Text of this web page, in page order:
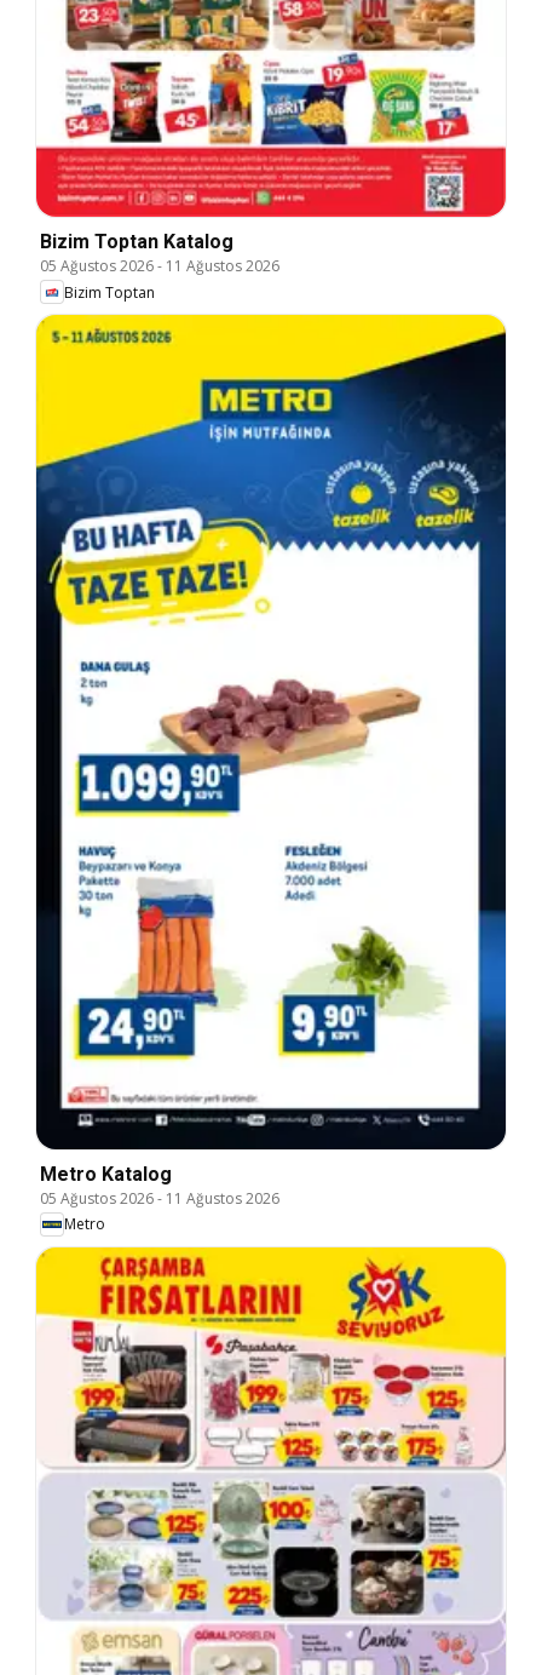
Bizim Toptan Katalog
05 Ağustos 2026- 11 Ağustos 2026
Bizim Toptan
Metro Katalog
05 Ağustos 2026- 11 Ağustos 2026
Metro